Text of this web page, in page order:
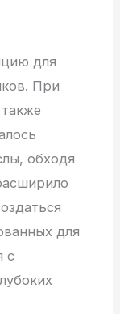
для
При
обходя
для
с